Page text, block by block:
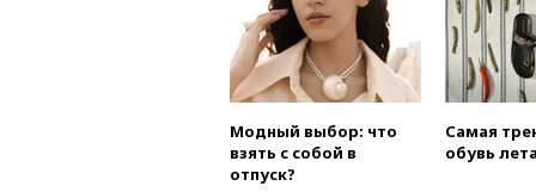
Модный выбор: что
взять с собой в
отпуск?
Самая
обувь